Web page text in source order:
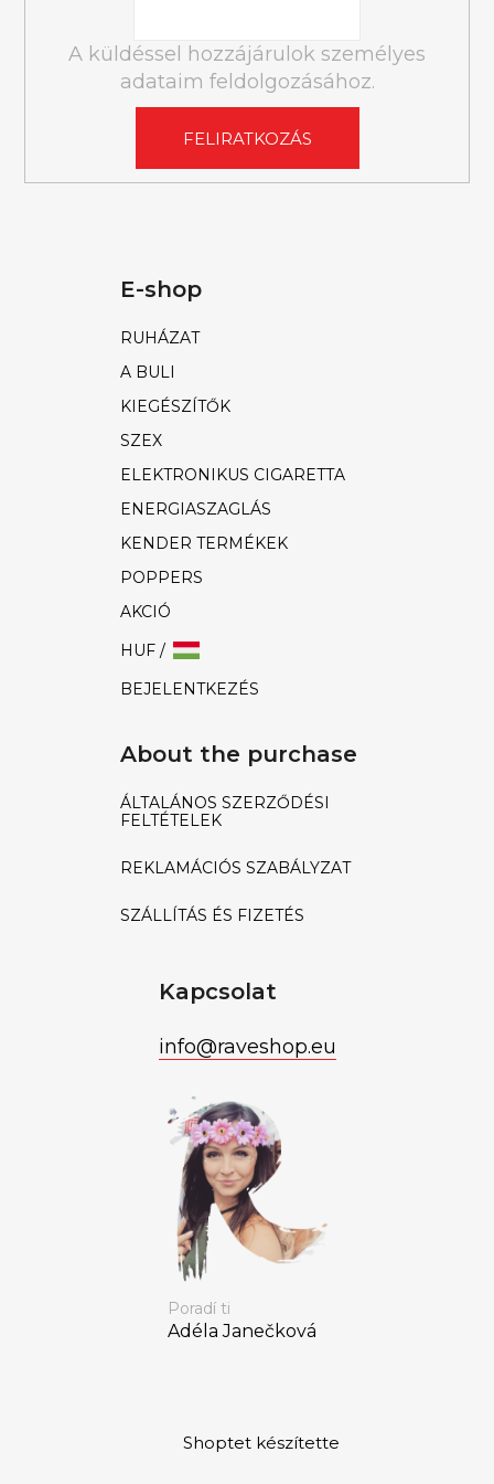
A küldéssel hozzájárulok személyes
adataim feldolgozásához.
FELIRATKOZÁS
E-shop
RUHÁZAT
A BULI
KIEGÉSZÍTŐK
SZEX
ELEKTRONIKUS CIGARETTA
ENERGIASZAGLÁS
KENDER TERMÉKEK
POPPERS
AKCIÓ
HUF /
BEJELENTKEZÉS
About the purchase
ÁLTALÁNOS SZERZŐDÉSI
FELTÉTELEK
REKLAMÁCIÓS SZABÁLYZAT
SZÁLLÍTÁS ÉS FIZETÉS
Kapcsolat
info@raveshop.eu
Poradí ti
Adéla Janečková
Shoptet készítette